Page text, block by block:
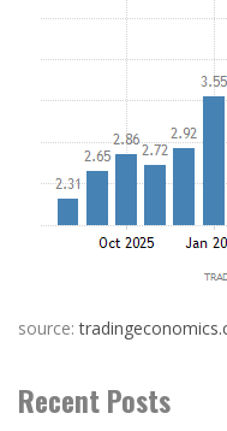
source:
Recent Posts